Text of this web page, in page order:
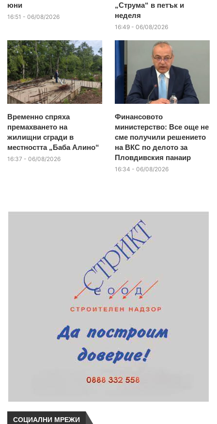
юни
16:51 - 06/08/2026
„Струма“ в петък и
неделя
16:49 - 06/08/2026
Временно спряха
премахването на
жилищни сгради в
местността „Баба Алино“
16:37 - 06/08/2026
Финансовото
министерство: Все още не
сме получили решението
на ВКС по делото за
Пловдивския панаир
16:34 - 06/08/2026
СОЦИАЛНИ МРЕЖИ